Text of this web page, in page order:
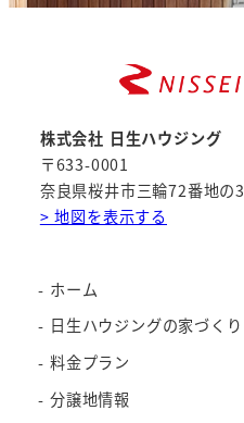
株式会社 日生ハウジング
〒633-0001
奈良県桜井市三輪72番地の3
> 地図を表示する
ホーム
日生ハウジングの家づくり
料金プラン
分譲地情報